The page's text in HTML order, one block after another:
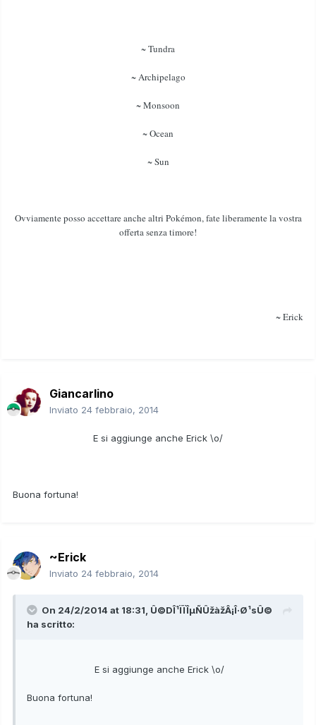
~ Tundra
~ Archipelago
~ Monsoon
~ Ocean
~ Sun
Ovviamente posso accettare anche altri Pokémon, fate liberamente la vostra
offerta senza timore!
~ Erick
Giancarlino
Inviato 24 febbraio, 2014
E si aggiunge anche Erick \o/
Buona fortuna!
~Erick
Inviato 24 febbraio, 2014
On 24/2/2014 at 18:31, Û©DÎ¹ÏÏÎµÑÛžàžÂ¡Î·Ø¹sÛ©
ha scritto:
E si aggiunge anche Erick \o/
Buona fortuna!